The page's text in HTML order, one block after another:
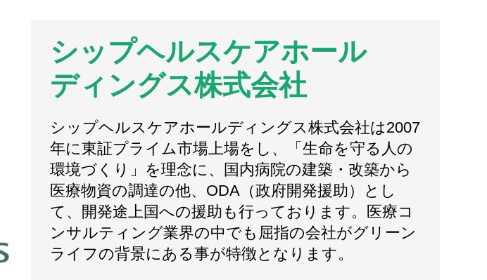
シップヘルスケアホール
ディングス株式会社
シップヘルスケアホールディングス株式会社は2007
年に東証プライム市場上場をし、「生命を守る人の
環境づくり」を理念に、国内病院の建築・改築から
医療物資の調達の他、ODA（政府開発援助）とし
て、開発途上国への援助も行っております。医療コ
ンサルティング業界の中でも屈指の会社がグリーン
ライフの背景にある事が特徴となります。